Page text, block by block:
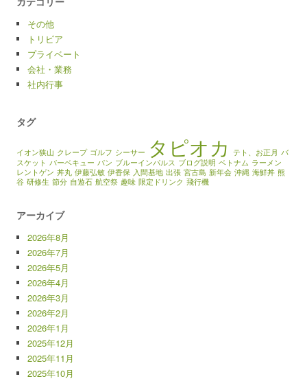
その他
トリビア
プライベート
会社・業務
社内行事
タグ
イオン狭山 クレープ ゴルフ シーサー タピオカ テト、お正月 バ
スケット バーベキュー パン ブルーインパルス ブログ説明 ベトナム ラーメン
レントゲン 丼丸 伊藤弘敏 伊香保 入間基地 出張 宮古島 新年会 沖縄 海鮮丼 熊
谷 研修生 節分 自遊石 航空祭 趣味 限定ドリンク 飛行機
アーカイブ
2026年8月
2026年7月
2026年5月
2026年4月
2026年3月
2026年2月
2026年1月
2025年12月
2025年11月
2025年10月